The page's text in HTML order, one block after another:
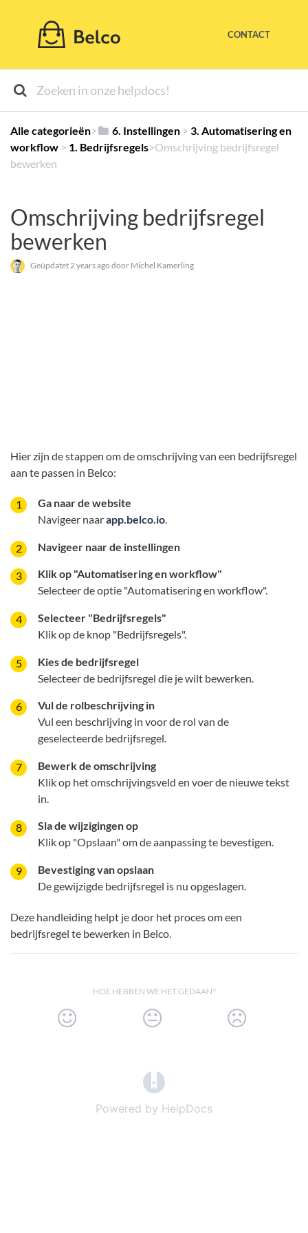
CONTACT
Alle categorieën​>​ ​6. Instellingen ​ > ​​3. Automatisering en
workflow ​ > ​ ​1. Bedrijfsregels​>​ Omschrijving bedrijfsregel
bewerken
Omschrijving bedrijfsregel
bewerken
Geüpdatet 2 years ago door Michel Kamerling
Hier zijn de stappen om de omschrijving van een bedrijfsregel
aan te passen in Belco:
Ga naar de website
Navigeer naarapp.belco.io.
Navigeer naar de instellingen
Klik op "Automatisering en workflow"
Selecteer de optie "Automatisering en workflow".
Selecteer "Bedrijfsregels"
Klik op de knop "Bedrijfsregels".
Kies de bedrijfsregel
Selecteer de bedrijfsregel die je wilt bewerken.
Vul de rolbeschrijving in
Vul een beschrijving in voor de rol van de
geselecteerde bedrijfsregel.
Bewerk de omschrijving
Klik op het omschrijvingsveld en voer de nieuwe tekst
in.
Sla de wijzigingen op
Klik op "Opslaan" om de aanpassing te bevestigen.
Bevestiging van opslaan
De gewijzigde bedrijfsregel is nu opgeslagen.
Deze handleiding helpt je door het proces om een
bedrijfsregel te bewerken in Belco.
HOE HEBBEN WE HET GEDAAN?
Powered by HelpDocs